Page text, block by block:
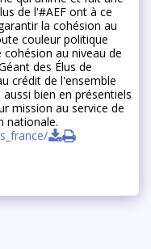
de l'#AEF ont à ce
la cohésion au
couleur politique
au niveau de
des Élus de
crédit de l'ensemble
bien en présentiels
mission au service de
nationale.